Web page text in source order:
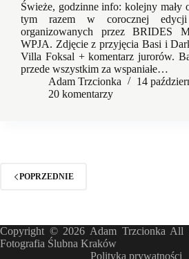
Świeże, godzinne info: kolejny mały
tym razem w corocznej edycji
organizowanych przez BRIDES
WPJA. Zdjęcie z przyjęcia Basi i
Villa Foksal + komentarz jurorów.
przede wszystkim za wspaniałe…
Adam Trzcionka
14
20 komentarzy
POPRZEDNIE
Copyright © 2026 Adam Trzcionka All
Fotografia Ślubna Kraków
Polityka prywatności